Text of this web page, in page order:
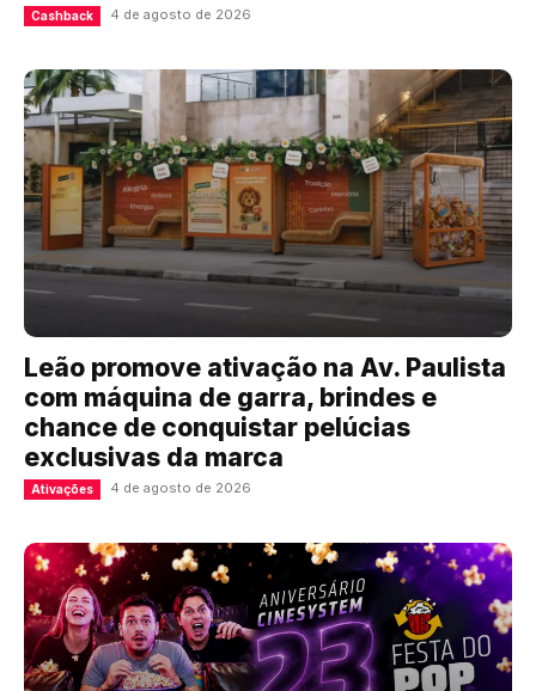
Cashback 4 de agosto de 2026
Leão promove ativação na Av. Paulista
com máquina de garra, brindes e
chance de conquistar pelúcias
exclusivas da marca
Ativações 4 de agosto de 2026